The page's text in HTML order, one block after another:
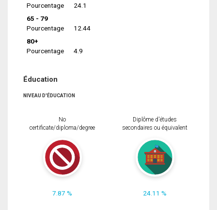
Pourcentage
24.1
65 - 79
Pourcentage
12.44
80+
Pourcentage
4.9
Éducation
NIVEAU D'ÉDUCATION
No
certificate/diploma/degree
7.87 %
Diplôme d'études
secondaires ou équivalent
24.11 %